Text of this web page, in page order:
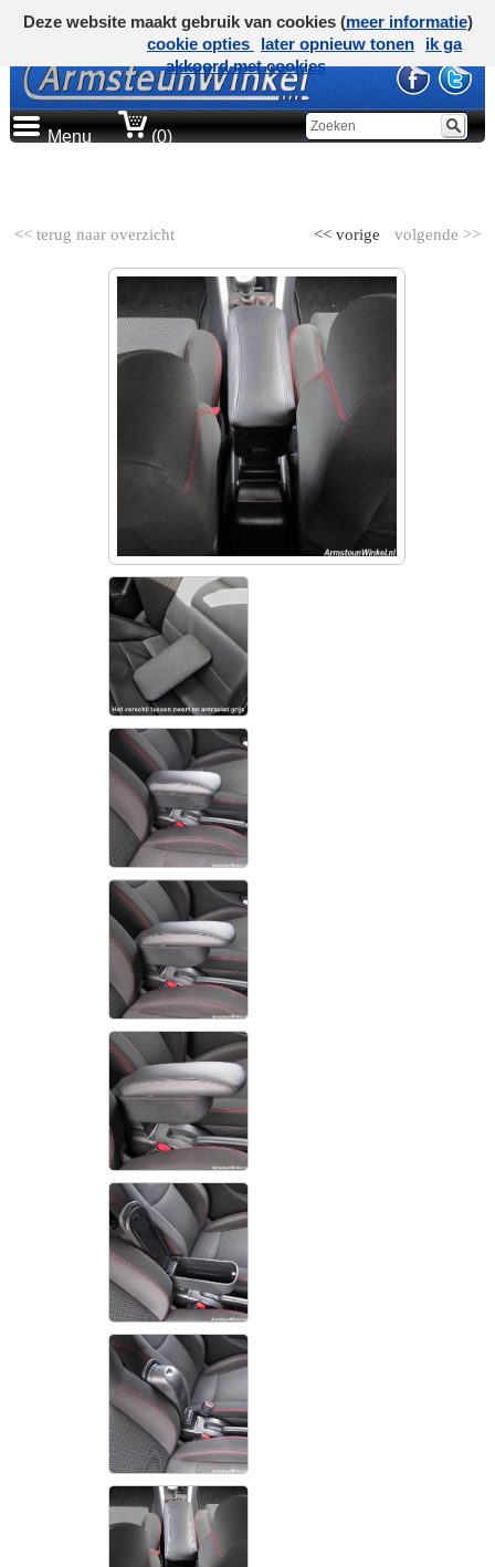
Menu (0)
<< terug naar overzicht volgende >>
<< vorige
Deze website maakt gebruik van cookies (meer informatie)
cookie opties
later opnieuw tonen
ik ga
akkoord met cookies